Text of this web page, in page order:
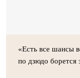
«Есть все шансы
по дзюдо борется